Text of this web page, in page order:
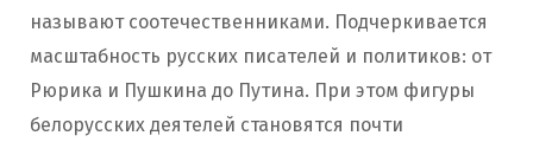
называют соотечественниками. Подчеркивается
масштабность русских писателей и политиков: от
Рюрика и Пушкина до Путина. При этом фигуры
белорусских деятелей становятся почти